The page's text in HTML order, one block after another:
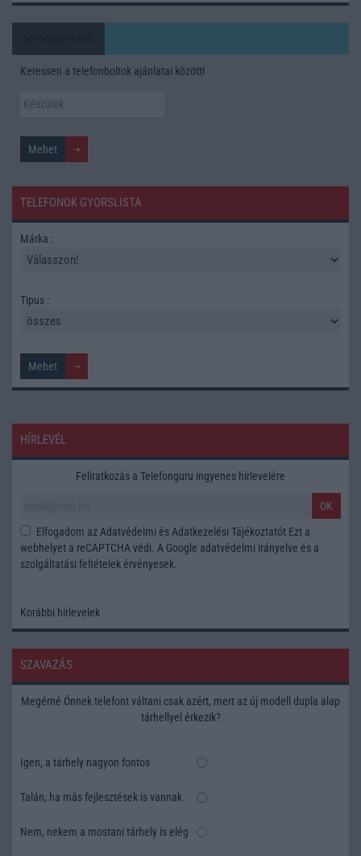
Keressen a telefonboltok ajánlatai között!
TELEFONOK GYORSLISTA
Márka :
Tipus :
HÍRLEVÉL
Feliratkozás a Telefonguru ingyenes hírlevelére
OK
Elfogadom az Adatvédelmi és Adatkezelési Tájékoztatót Ezt a
webhelyet a reCAPTCHA védi. A Google adatvédelmi irányelve és a
szolgáltatási feltételek érvényesek.
Korábbi hírlevelek
SZAVAZÁS
Megérné Önnek telefont váltani csak azért, mert az új modell dupla alap
tárhellyel érkezik?
Igen, a tárhely nagyon fontos
Talán, ha más fejlesztések is vannak
Nem, nekem a mostani tárhely is elég